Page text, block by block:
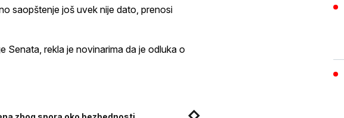
saopštenje još uvek nije dato, prenosi
Senata, rekla je novinarima da je odluka o